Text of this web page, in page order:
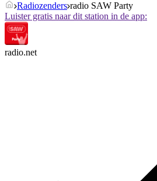
Radiozenders radio SAW Party
Luister gratis naar dit station in de app:
radio.net